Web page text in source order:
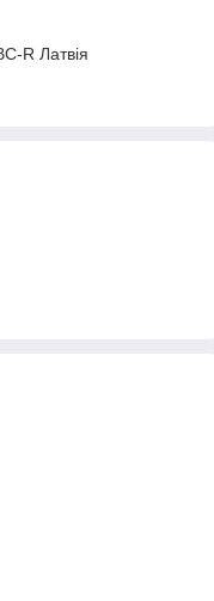
R Латвія